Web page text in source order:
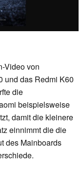
Video von
und das Redmi K60
die
beispielsweise
damit die kleinere
einnimmt die die
des Mainboards